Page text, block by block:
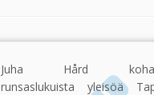
Juha Hård
runsaslukuista yleisöä